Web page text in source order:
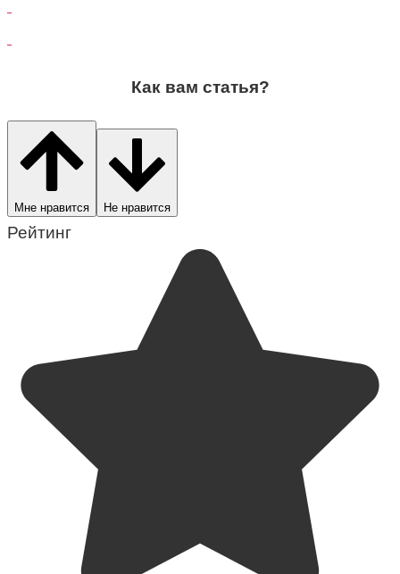
Как вам статья?
Мне нравится Не нравится
Рейтинг